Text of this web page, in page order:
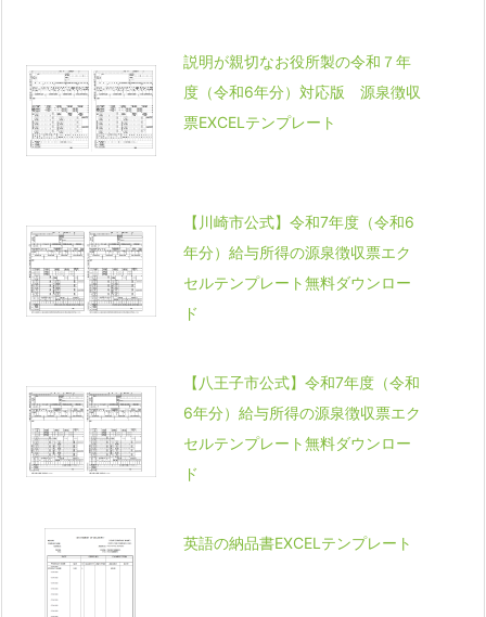
説明が親切なお役所製の令和７年
度（令和6年分）対応版 源泉徴収
票EXCELテンプレート
【川崎市公式】令和7年度（令和6
年分）給与所得の源泉徴収票エク
セルテンプレート無料ダウンロー
ド
【八王子市公式】令和7年度（令和
6年分）給与所得の源泉徴収票エク
セルテンプレート無料ダウンロー
ド
英語の納品書EXCELテンプレート